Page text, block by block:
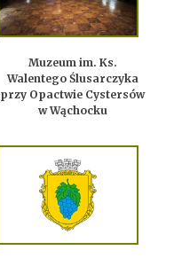
Muzeum im. Ks.
Walentego Ślusarczyka
przy Opactwie Cystersów
w Wąchocku